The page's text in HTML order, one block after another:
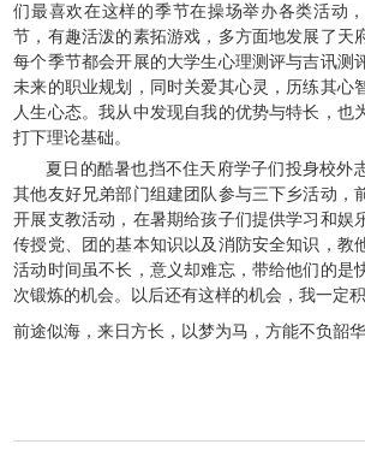
们最喜欢在这样的季节在操场举办各类活动
节，有趣活泼的素拓游戏，多方面地发展了天
每个季节都会开展的大学生心理测评与吉讯测
未来的职业规划，同时关爱其心灵，历练其心
人生心态。我从中发现自我的优势与特长，也
打下理论基础。
夏日的酷暑也挡不住天府学子们投身校外
其他友好兄弟部门组建团队参与三下乡活动，
开展支教活动，在暑期给孩子们提供学习和娱
传授党、团的基本知识以及消防安全知识，教
活动时间虽不长，意义却难忘，带给他们的是
次锻炼的机会。以后还有这样的机会，我一定积
前途似海，来日方长，以梦为马，方能不负韶华